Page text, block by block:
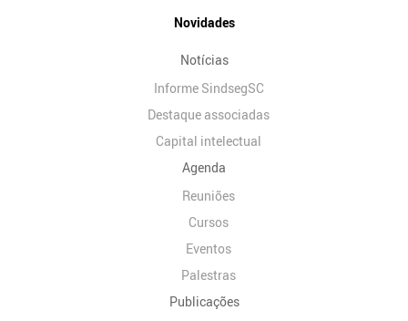
Novidades
Notícias
Informe SindsegSC
Destaque associadas
Capital intelectual
Agenda
Reuniões
Cursos
Eventos
Palestras
Publicações